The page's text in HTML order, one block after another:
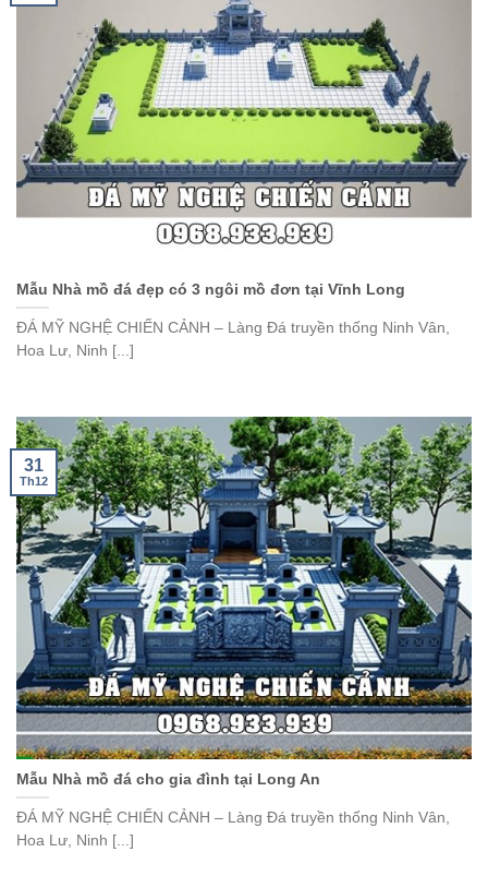
Mẫu Nhà mồ đá đẹp có 3 ngôi mồ đơn tại Vĩnh Long
ĐÁ MỸ NGHỆ CHIẾN CẢNH – Làng Đá truyền thống Ninh Vân,
Hoa Lư, Ninh [...]
Mẫu Nhà mồ đá cho gia đình tại Long An
ĐÁ MỸ NGHỆ CHIẾN CẢNH – Làng Đá truyền thống Ninh Vân,
Hoa Lư, Ninh [...]
31
Th12